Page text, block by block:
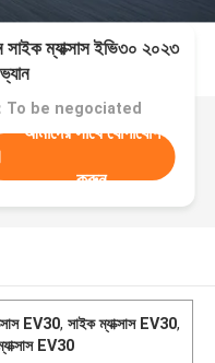
সাইক ম্যাক্সাস ইভি৩০ ২০২৩
To be negociated
আমাদের সাথে যোগাযোগ
করুন
EV30,সাইক ম্যাক্সাস EV30,
EV30